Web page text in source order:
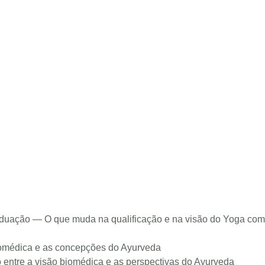
— O que muda na qualificação e na visão do Yoga
e as concepções do Ayurveda
a visão biomédica e as perspectivas do Ayurveda